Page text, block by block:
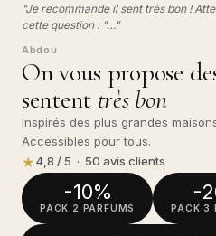
"Je recommande il sent très bon !
cette question : "…"
Abdou
On vous propose
sentent très bon
Inspirés des plus grandes
Accessibles pour tous.
★4,8 / 5 · 50 avis clients
-10%
PACK 2 PARFUMS
-
PACK 3